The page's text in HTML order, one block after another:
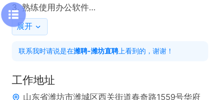
3. 熟练使用办公软件
工作时间
展开
联系我时请说是在潍聘-潍坊直聘 上看到的，谢谢！
工作地址
山东省潍坊市潍城区西关街道春奇路1559号华府